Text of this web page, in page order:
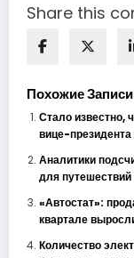
Share this
Похожие
Стало известно,
вице-
Аналитики
для путешествий
«Автостат»:
квартале
Количество